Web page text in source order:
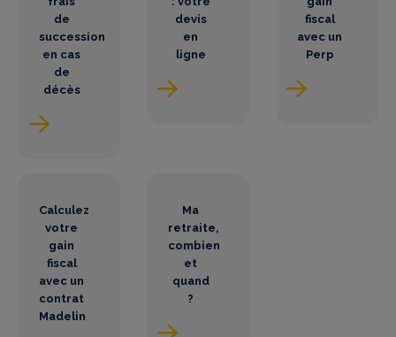
de
succession
en cas
de
décès
devis
en
ligne
fiscal
avec un
Perp
Calculez
votre
gain
fiscal
avec un
contrat
Madelin
Ma
retraite,
combien
et
quand
?